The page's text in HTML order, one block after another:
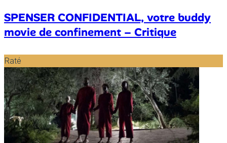
SPENSER CONFIDENTIAL, votre buddy
movie de confinement – Critique
Raté